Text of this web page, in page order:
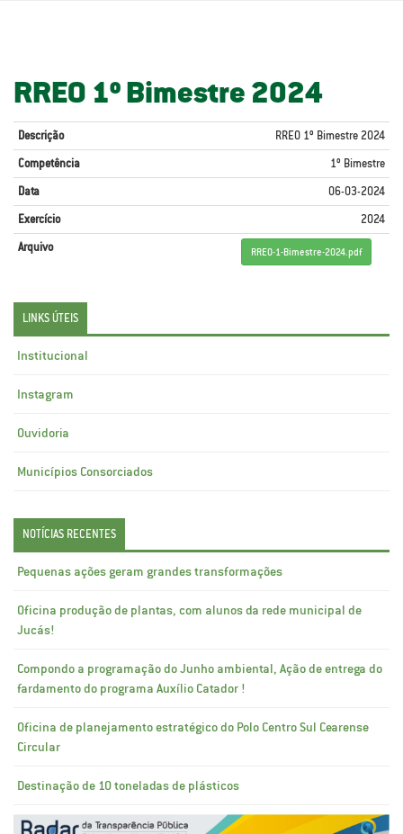
RREO 1º Bimestre 2024
Descrição RREO 1º Bimestre 2024
Competência 1º Bimestre
Data 06-03-2024
Exercício 2024
Arquivo RREO-1-Bimestre-2024.pdf
LINKS ÚTEIS
Institucional
Instagram
Ouvidoria
Municípios Consorciados
NOTÍCIAS RECENTES
Pequenas ações geram grandes transformações
Oficina produção de plantas, com alunos da rede municipal de
Jucás!
Compondo a programação do Junho ambiental, Ação de entrega do
fardamento do programa Auxílio Catador !
Oficina de planejamento estratégico do Polo Centro Sul Cearense
Circular
Destinação de 10 toneladas de plásticos